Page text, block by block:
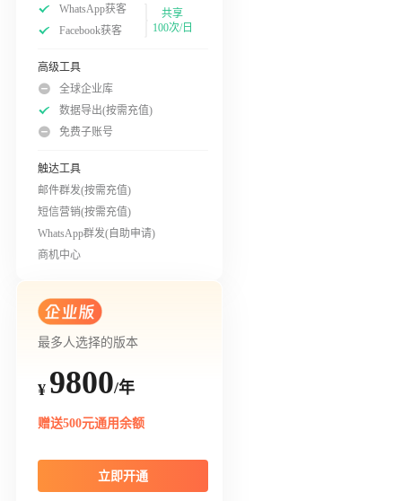
WhatsApp获客
Facebook获客
共享
100次/日
高级工具
全球企业库
数据导出(按需充值)
免费子账号
触达工具
邮件群发(按需充值)
短信营销(按需充值)
WhatsApp群发(自助申请)
商机中心
最多人选择的版本
¥ 9800/年
赠送500元通用余额
立即开通